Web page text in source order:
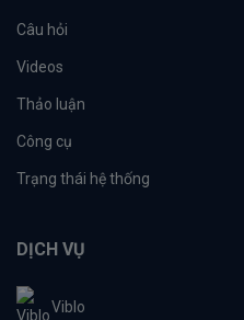
Câu hỏi
Videos
Thảo luận
Công cụ
Trạng thái hệ thống
DỊCH VỤ
Viblo